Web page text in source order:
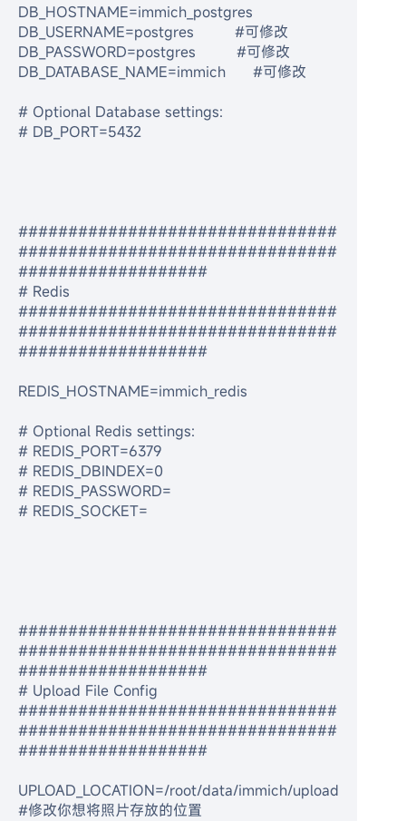
DB_HOSTNAME=immich_postgres
DB_USERNAME=postgres         #可修改
DB_PASSWORD=postgres         #可修改
DB_DATABASE_NAME=immich      #可修改
# Optional Database settings:
# DB_PORT=5432
################################
################################
###################
# Redis
################################
################################
###################
REDIS_HOSTNAME=immich_redis
# Optional Redis settings:
# REDIS_PORT=6379
# REDIS_DBINDEX=0
# REDIS_PASSWORD=
# REDIS_SOCKET=
################################
################################
###################
# Upload File Config
################################
################################
###################
UPLOAD_LOCATION=/root/data/immich/upload
#修改你想将照片存放的位置